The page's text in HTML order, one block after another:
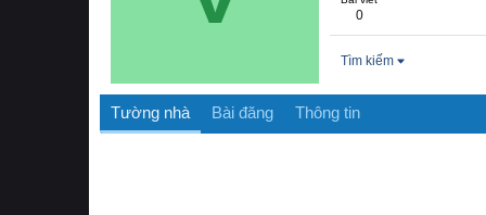
0
Tìm kiếm
Tường nhà Bài đăng Thông tin